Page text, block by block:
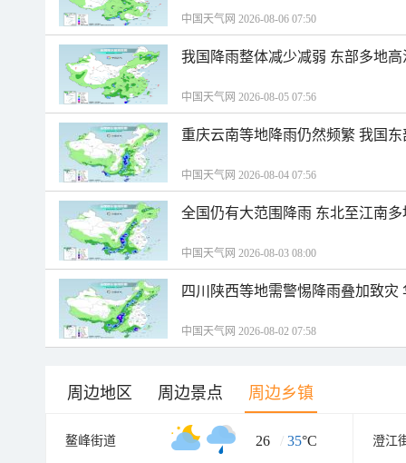
中国天气网 2026-08-06 07:50
我国降雨整体减少减弱 东部多地
中国天气网 2026-08-05 07:56
重庆云南等地降雨仍然频繁 我国
中国天气网 2026-08-04 07:56
全国仍有大范围降雨 东北至江南
中国天气网 2026-08-03 08:00
四川陕西等地需警惕降雨叠加致
中国天气网 2026-08-02 07:58
周边地区 周边景点 周边乡镇
鳌峰街道 26 / 35°C 澄江